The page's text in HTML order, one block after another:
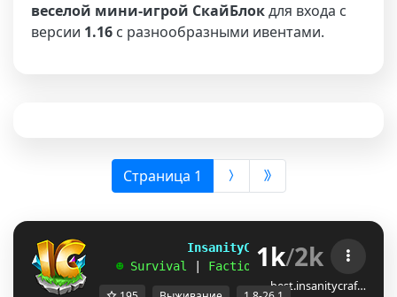
веселой мини-игрой СкайБлокдля входа с
версии 1.16 с разнообразными ивентами.
Страница 1 (выбрана)
InsanityCraft || 1.8 - 26.1
☻ Survival Factions | Skyblock
1k/2k
best.insanitycraf…